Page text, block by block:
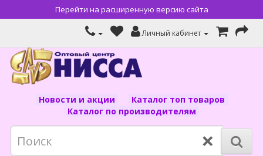
Перейти на расширенную версию сайта
Личный кабинет
Новости и акции
Каталог топ товаров
Каталог по производителям
×